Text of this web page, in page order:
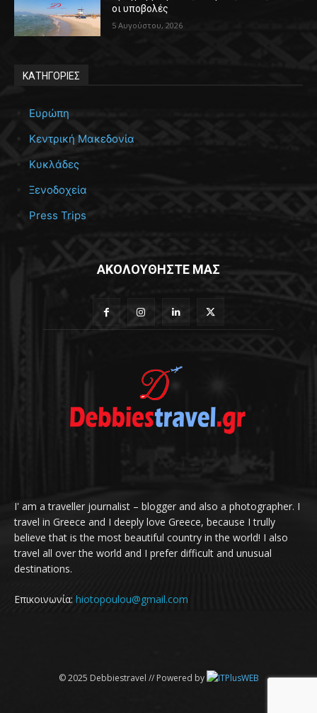
οι υποβολές
5 Αυγούστου, 2026
ΚΑΤΗΓΟΡΙΕΣ
Ευρώπη
Κεντρική Μακεδονία
Κυκλάδες
Ξενοδοχεία
Press Trips
ΑΚΟΛΟΥΘΗΣΤΕ ΜΑΣ
I' am a traveller journalist – blogger and also a photographer. I
travel in Greece and I deeply love Greece, because I trully
believe that is the most beautiful country in the world! I also
travel all over the world and I prefer difficult and unusual
destinations.
Επικοινωνία: hiotopoulou@gmail.com
© 2025 Debbiestravel // Powered by